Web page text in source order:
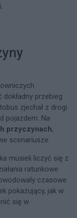
przebieg
zjechał z drogi
pojazdem. Na
przyczynach,
scenariusze.
musieli liczyć się z
ratunkowe
czasowe
pokazujący, jak w
się w